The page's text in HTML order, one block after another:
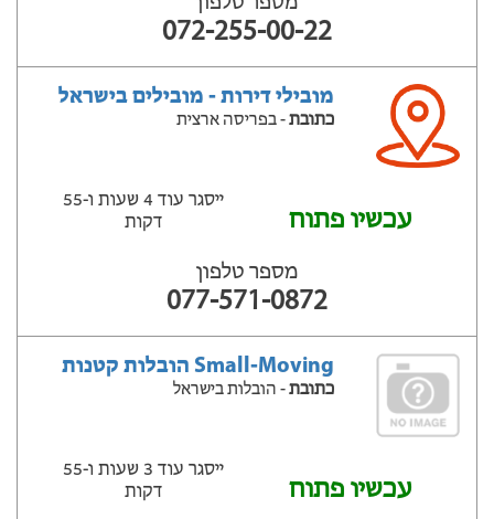
072-255-00-22
מובילי דירות - מובילים בישראל
כתובת- בפריסה ארצית
עכשיו פתוח
ייסגר עוד 4 שעות ‫ו-55
דקות
מספר טלפון
077-571-0872
Small-Moving הובלות קטנות
כתובת- הובלות בישראל
עכשיו פתוח
ייסגר עוד 3 שעות ‫ו-55
דקות